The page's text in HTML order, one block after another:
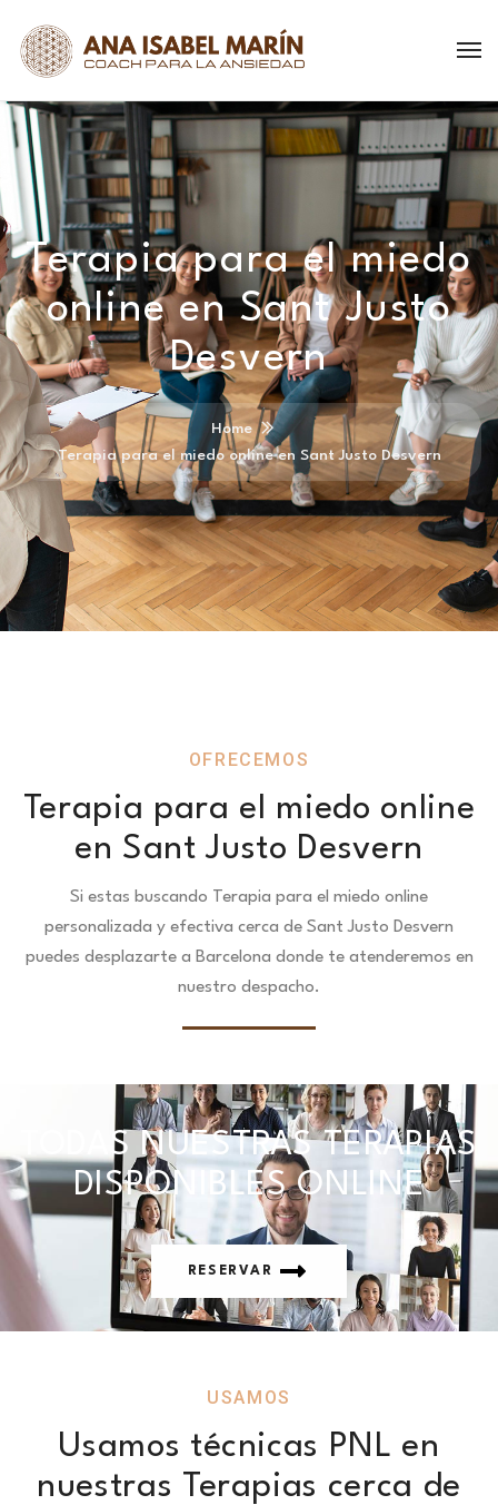
Terapia para el miedo
online en Sant Justo
Desvern
Home
Terapia para el miedo online en Sant Justo Desvern
OFRECEMOS
Terapia para el miedo online
en Sant Justo Desvern
Si estas buscando Terapia para el miedo online
personalizada y efectiva cerca de Sant Justo Desvern
puedes desplazarte a Barcelona donde te atenderemos en
nuestro despacho.
TODAS NUESTRAS TERAPIAS
DISPONIBLES ONLINE
RESERVAR
USAMOS
Usamos técnicas PNL en
nuestras Terapias cerca de